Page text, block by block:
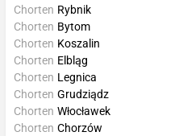
Chorten Rybnik
Chorten Bytom
Chorten Koszalin
Chorten Elbląg
Chorten Legnica
Chorten Grudziądz
Chorten Włocławek
Chorten Chorzów